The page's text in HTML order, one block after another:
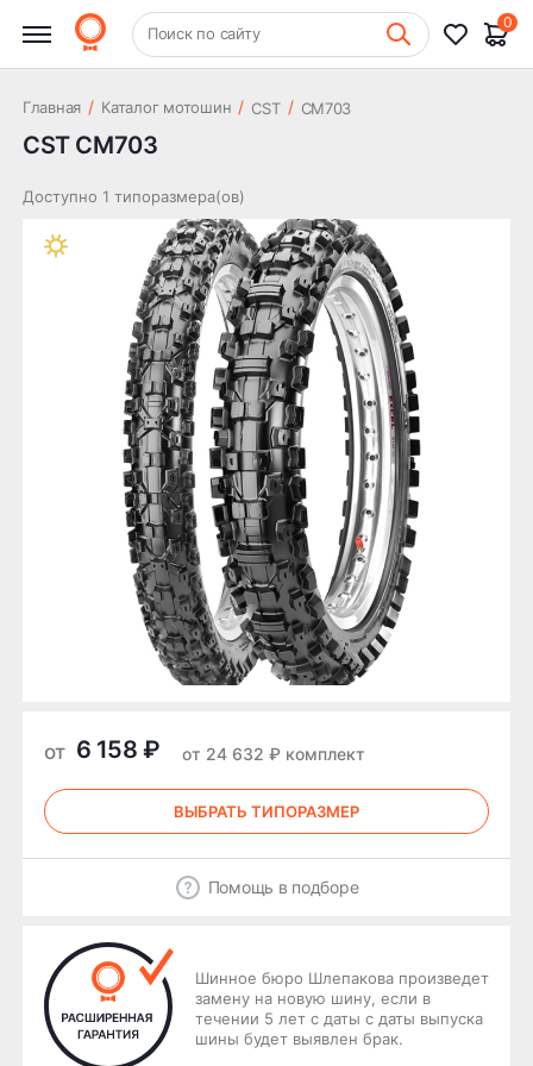
+7 (831) 261-35-35 Шиномонтаж
Поиск по сайту
0
Главная / Каталог мотошин / CST / CM703
CST CM703
Доступно 1 типоразмера(ов)
от 6 158 ₽ от 24 632 ₽ комплект
ВЫБРАТЬ ТИПОРАЗМЕР
Помощь в подборе
Шинное бюро Шлепакова произведет
замену на новую шину, если в
течении 5 лет с даты с даты выпуска
шины будет выявлен брак.